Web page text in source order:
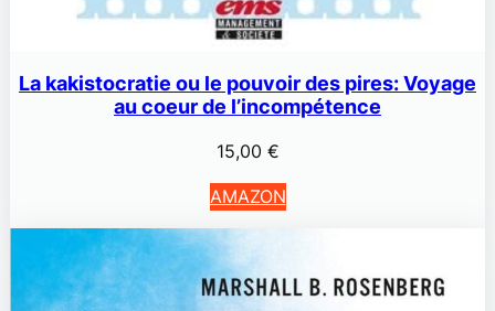
La kakistocratie ou le pouvoir des pires: Voyage
au coeur de l’incompétence
15,00 €
AMAZON